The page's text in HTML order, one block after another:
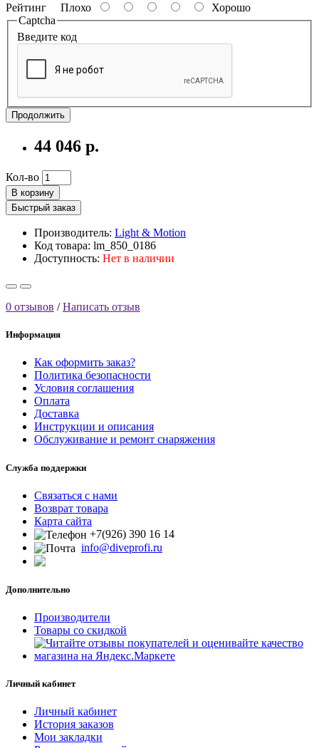
Рейтинг Плохо
Хорошо
Captcha
Введите код
Продолжить
44 046 р.
Кол-во
В корзину
Быстрый заказ
Производитель: Light & Motion
Код товара: lm_850_0186
Доступность: Нет в наличии
0 отзывов /Написать отзыв
Информация
Как оформить заказ?
Политика безопасности
Условия соглашения
Оплата
Доставка
Инструкции и описания
Обслуживание и ремонт снаряжения
Служба поддержки
Связаться с нами
Возврат товара
Карта сайта
+7(926) 390 16 14
info@diveprofi.ru
Дополнительно
Производители
Товары со скидкой
Личный кабинет
Личный кабинет
История заказов
Мои закладки